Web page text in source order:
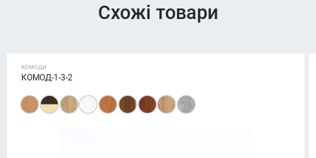
Схожі товари
КОМОДИ
КОМОД-1-3-2